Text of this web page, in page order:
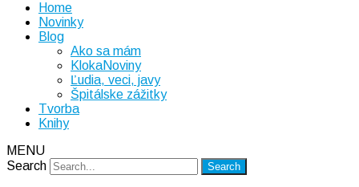
Home
Novinky
Blog
Ako sa mám
KlokaNoviny
Ľudia, veci, javy
Špitálske zážitky
Tvorba
Knihy
MENU
Search